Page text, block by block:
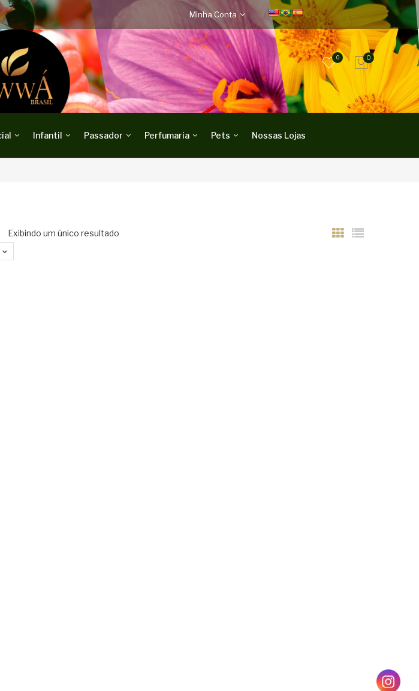
Minha Conta
0
0
Infantil Passador Perfumaria Pets Nossas Lojas
Exibindo um único resultado